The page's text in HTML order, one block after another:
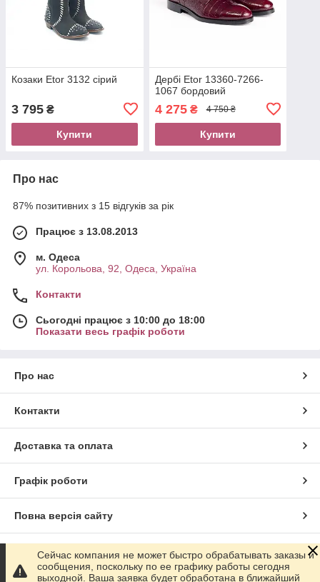
Козаки Etor 3132 сірий
3 795 ₴
Купити
Дербі Etor 13360-7266-
1067 бордовий
4 275₴ 4 750 ₴
Купити
Про нас
87% позитивних з 15 відгуків за рік
Працює з 13.08.2013
м. Одеса
ул. Корольова, 92, Одеса, Україна
Контакти
Сьогодні працює з 10:00 до 18:00
Показати весь графік роботи
Про нас
Контакти
Доставка та оплата
Графік роботи
Повна версія сайту
Сайт створено на маркетплейсі Prom.ua
Сейчас компания не может быстро обрабатывать заказы и
сообщения, поскольку по ее графику работы сегодня
выходной. Ваша заявка будет обработана в ближайший